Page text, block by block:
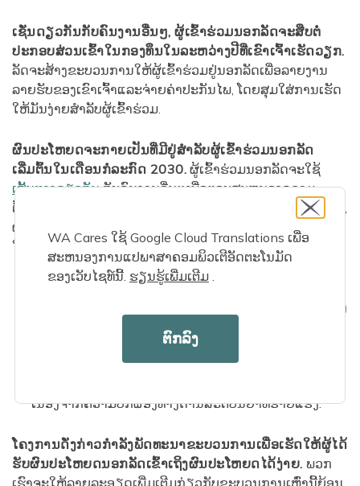
ເຊັ່ນດຽວກັນກັບຄົນງານອື່ນໆ, ຜູ້ເຂົ້າຮ່ວມນອກລັດຈະສືບຕໍ່
ປະກອບສ່ວນເຂົ້າໃນກອງທຶນໃນລະຫວ່າງປີທີ່ເຂົາເຈົ້າເຮັດວຽກ.
ລັດຈະສ້າງຂະບວນການໃຫ້ຜູ້ເຂົ້າຮ່ວມຢູ່ນອກລັດເພື່ອລາຍງານ
ລາຍຮັບຂອງເຂົາເຈົ້າແລະຈ່າຍຄ່າປະກັນໄພ, ໂດຍສຸມໃສ່ການເຮັດ
ໃຫ້ມັນງ່າຍສໍາລັບຜູ້ເຂົ້າຮ່ວມ.
ຜົນປະໂຫຍດຈະກາຍເປັນທີ່ມີຢູ່ສໍາລັບຜູ້ເຂົ້າຮ່ວມນອກລັດ
ເລີ່ມຕົ້ນໃນເດືອນກໍລະກົດ 2030. ຜູ້ເຂົ້າຮ່ວມນອກລັດຈະໃຊ້
ເສັ້ນທາງດຽວກັນກັບຄົນງານອື່ນໆເພື່ອຕອບສະຫນອງຄວາມ
ຕ້ອງການການປະກອບສ່ວນ. ສຳລັບຄວາມຕ້ອງການດ້ານການດູແລ,
ຜູ້ໄດ້ຮັບຜົນປະໂຫຍດນອກລັດຕ້ອງຕອບສະໜອງໄດ້ຢ່າງນ້ອຍໜຶ່ງ
ໃນຄວາມຕ້ອງການເຫຼົ່ານີ້:
ບໍ່​ສາ​ມາດ​ປະ​ຕິ​ບັດ (ໂດຍ​ບໍ່​ມີ​ການ​ຊ່ວຍ​ເຫຼືອ​ຢ່າງ​ຫຼວງ​ຫຼາຍ​ຈາກ​
ຜູ້​ອື່ນ​) ຢ່າງ​ຫນ້ອຍ​ສອງ​ກິດ​ຈະ​ກໍາ​ດັ່ງ​ຕໍ່​ໄປ​ນີ້​ເປັນ​ໄລ​ຍະ​ເວ​ລາ​ຢ່າງ​
ຫນ້ອຍ 90 ວັນ​: ການ​ກິນ​ອາ​ຫານ​, ຫ້ອງ​ນ​້​ໍ​, ການ​ຍົກ​ຍ້າຍ​, ການ​
ອາບ​ນ​້​ໍາ​, ການ​ນຸ່ງ​ຫຼື​ການ​ຕໍ່​ເນື່ອງ​.
ຮຽກຮ້ອງໃຫ້ມີການຊີ້ນໍາຢ່າງຫຼວງຫຼາຍເພື່ອປົກປ້ອງຜູ້ໄດ້ຮັບ
ເນື່ອງຈາກຄວາມບົກຜ່ອງທາງດ້ານສະຕິປັນຍາທີ່ຮ້າຍແຮງ.
ໂຄງການດັ່ງກ່າວກໍາລັງພັດທະນາຂະບວນການເພື່ອເຮັດໃຫ້ຜູ້ໄດ້
ຮັບຜົນປະໂຫຍດນອກລັດເຂົ້າເຖິງຜົນປະໂຫຍດໄດ້ງ່າຍ. ພວກ
WA Cares ໃຊ້ Google Cloud Translations ເພື່ອ
ສະຫນອງການແປພາສາຄອມພິວເຕີອັດຕະໂນມັດ
ຂອງເວັບໄຊທ໌ນີ້. ຮຽນ​ຮູ້​ເພີ່ມ​ເຕີມ​.
ຕົກລົງ